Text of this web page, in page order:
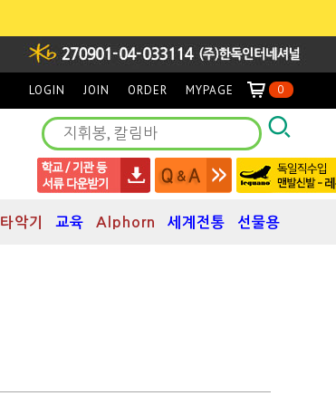
LOGIN JOIN ORDER MYPAGE 0
타악기 교육 Alphorn 세계전통 선물용